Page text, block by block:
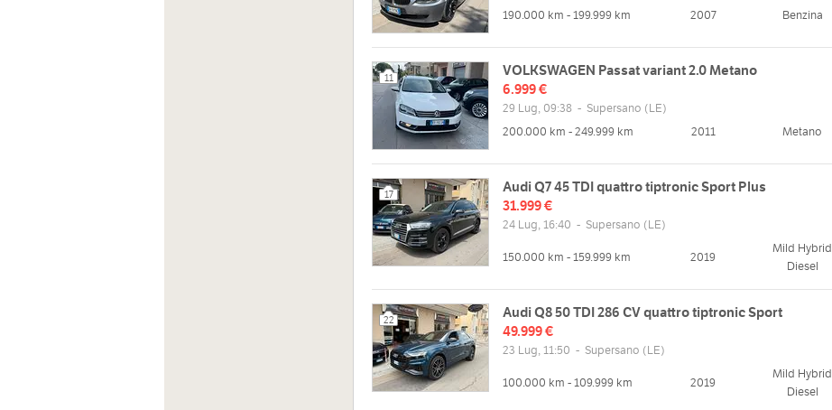
190.000 km - 199.999 km
2007 Benzina
11
VOLKSWAGEN Passat variant 2.0 Metano
6.999 €
29 Lug, 09:38 - Supersano (LE)
200.000 km - 249.999 km
2011 Metano
17
Audi Q7 45 TDI quattro tiptronic Sport Plus
31.999 €
24 Lug, 16:40 - Supersano (LE)
150.000 km - 159.999 km 2019
Mild Hybrid
Diesel
22
Audi Q8 50 TDI 286 CV quattro tiptronic Sport
49.999 €
23 Lug, 11:50 - Supersano (LE)
100.000 km - 109.999 km 2019
Mild Hybrid
Diesel